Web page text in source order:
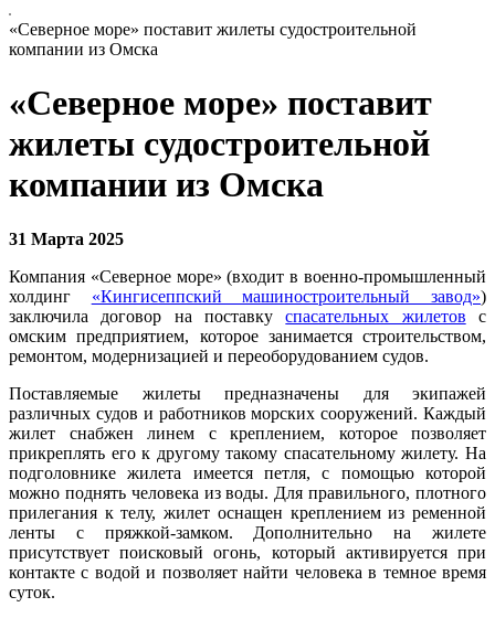
«Северное море» поставит жилеты судостроительной
компании из Омска
«Северное море» поставит
жилеты судостроительной
компании из Омска
31 Марта 2025
Компания «Северное море» (входит в военно-промышленный
холдинг «Кингисеппский машиностроительный завод»)
заключила договор на поставкуспасательных жилетов с
омским предприятием, которое занимается строительством,
ремонтом, модернизацией и переоборудованием судов.
Поставляемые жилеты предназначены для экипажей
различных судов и работников морских сооружений. Каждый
жилет снабжен линем с креплением, которое позволяет
прикреплять его к другому такому спасательному жилету. На
подголовнике жилета имеется петля, с помощью которой
можно поднять человека из воды. Для правильного, плотного
прилегания к телу, жилет оснащен креплением из ременной
ленты с пряжкой-замком. Дополнительно на жилете
присутствует поисковый огонь, который активируется при
контакте с водой и позволяет найти человека в темное время
суток.